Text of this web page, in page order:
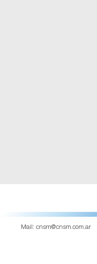
Mail: cnsm@cnsm.com.ar